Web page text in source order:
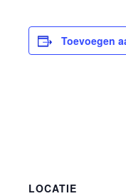
Toevoegen
LOCATIE